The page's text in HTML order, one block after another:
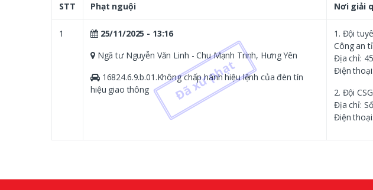
STT Phạt nguội Nơi giải
1
25/11/2025 - 13:16
Ngã tư Nguyễn Văn Linh - Chu Mạnh Trinh, Hưng Yên
16824.6.9.b.01.Không chấp hành hiệu lệnh của đèn tín
hiệu giao thông
1. Đội
Công an
Địa chỉ:
Điện
2. Đội
Địa chỉ:
Điện